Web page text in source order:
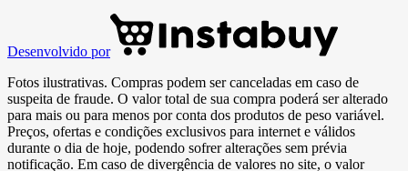
Desenvolvido por
Fotos ilustrativas. Compras podem ser canceladas em caso de
suspeita de fraude. O valor total de sua compra poderá ser alterado
para mais ou para menos por conta dos produtos de peso variável.
Preços, ofertas e condições exclusivos para internet e válidos
durante o dia de hoje, podendo sofrer alterações sem prévia
notificação. Em caso de divergência de valores no site, o valor